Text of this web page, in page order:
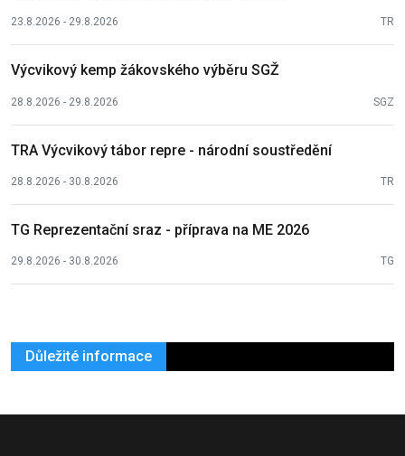
23.8.2026 - 29.8.2026 TR
Výcvikový kemp žákovského výběru SGŽ
28.8.2026 - 29.8.2026 SGZ
TRA Výcvikový tábor repre - národní soustředění
28.8.2026 - 30.8.2026 TR
TG Reprezentační sraz - příprava na ME 2026
29.8.2026 - 30.8.2026 TG
Důležité informace